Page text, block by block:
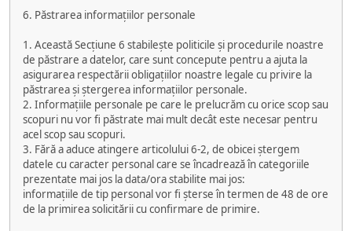
6. Păstrarea informațiilor personale
1. Această Secțiune 6 stabilește politicile și procedurile noastre
de păstrare a datelor, care sunt concepute pentru a ajuta la
asigurarea respectării obligațiilor noastre legale cu privire la
păstrarea și ștergerea informațiilor personale.
2. Informațiile personale pe care le prelucrăm cu orice scop sau
scopuri nu vor fi păstrate mai mult decât este necesar pentru
acel scop sau scopuri.
3. Fără a aduce atingere articolului 6-2, de obicei ștergem
datele cu caracter personal care se încadrează în categoriile
prezentate mai jos la data/ora stabilite mai jos:
informațiile de tip personal vor fi șterse în termen de 48 de ore
de la primirea solicitării cu confirmare de primire.